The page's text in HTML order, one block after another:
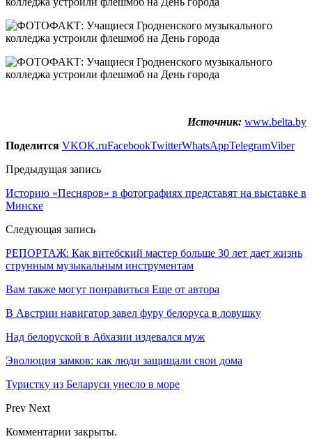
Источник: www.belta.by
Поделится VKOK.ruFacebookTwitterWhatsAppTelegramViber
Предыдущая запись
Историю «Песняров» в фотографиях представят на выставке в
Минске
Следующая запись
РЕПОРТАЖ: Как витебский мастер больше 30 лет дает жизнь
струнным музыкальным инструментам
Вам также могут понравиться Еще от автора
В Австрии навигатор завел фуру белоруса в ловушку
Над белоруской в Абхазии издевался муж
Эволюция замков: как люди защищали свои дома
Туристку из Беларуси унесло в море
Prev Next
Комментарии закрыты.